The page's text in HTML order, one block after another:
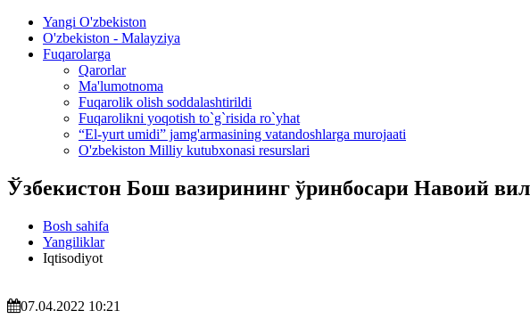
Yangi O'zbekiston
O'zbekiston - Malayziya
Fuqarolarga
Qarorlar
Ma'lumotnoma
Fuqarolik olish soddalashtirildi
Fuqarolikni yoqotish to`g`risida ro`yhat
“El-yurt umidi” jamg'armasining vatandoshlarga murojaati
O'zbekiston Milliy kutubxonasi resurslari
Ўзбекистон Бош вазирининг ўринбосари Навоий
Bosh sahifa
Yangiliklar
Iqtisodiyot
07.04.2022 10:21